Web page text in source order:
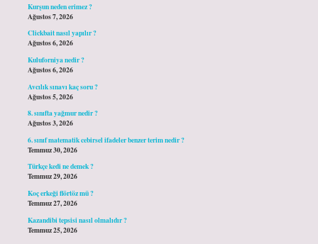
Kurşun neden erimez ?
Ağustos 7, 2026
Clickbait nasıl yapılır ?
Ağustos 6, 2026
Kuluforniya nedir ?
Ağustos 6, 2026
Avcılık sınavı kaç soru ?
Ağustos 5, 2026
8. sınıfta yağmur nedir ?
Ağustos 3, 2026
6. sınıf matematik cebirsel ifadeler benzer terim nedir ?
Temmuz 30, 2026
Türkçe kedi ne demek ?
Temmuz 29, 2026
Koç erkeği flörtöz mü ?
Temmuz 27, 2026
Kazandibi tepsisi nasıl olmalıdır ?
Temmuz 25, 2026